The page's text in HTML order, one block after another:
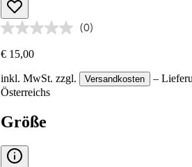
(0)
€ 15,00
inkl. MwSt.zzgl. Versandkosten
–
Österreichs
Größe